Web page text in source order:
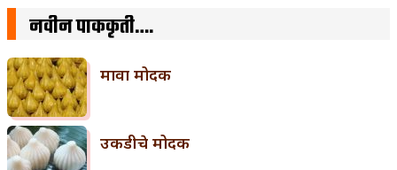
नवीन पाककृती….
मावा मोदक
उकडीचे मोदक